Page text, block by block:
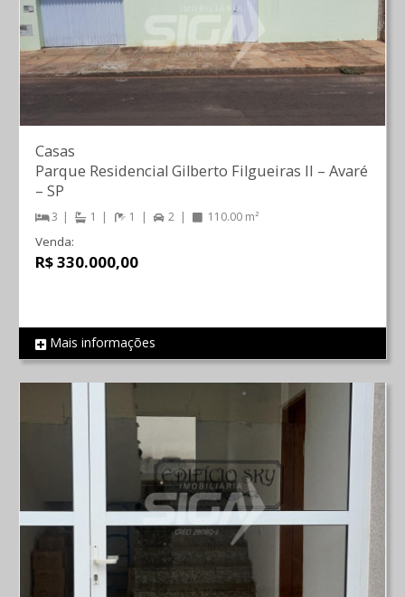
REF 108
Casas
Parque Residencial Gilberto Filgueiras II – Avaré
– SP
3 1 1 2 110.00 m²
Venda:
R$ 330.000,00
Mais informações